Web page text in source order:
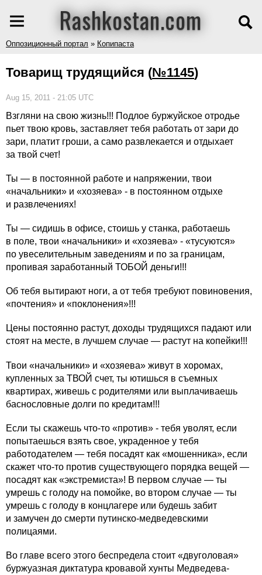
Rashkostan.com
Оппозиционный портал » Копипаста
Товарищ трудящийся (№1145)
Aug 15, 2011 - 21:05 UTC
Взгляни на свою жизнь!!! Подлое буржуйское отродье
пьет твою кровь, заставляет тебя работать от зари до
зари, платит гроши, а само развлекается и отдыхает
за твой счет!
Ты — в постоянной работе и напряжении, твои
«начальники» и «хозяева» - в постоянном отдыхе
и развлечениях!
Ты — сидишь в офисе, стоишь у станка, работаешь
в поле, твои «начальники» и «хозяева» - «тусуются»
по увеселительным заведениям и по за границам,
пропивая заработанный ТОБОЙ деньги!!!
Об тебя вытирают ноги, а от тебя требуют повиновения,
«почтения» и «поклонения»!!!
Цены постоянно растут, доходы трудящихся падают или
стоят на месте, в лучшем случае — растут на копейки!!!
Твои «начальники» и «хозяева» живут в хоромах,
купленных за ТВОЙ счет, ты ютишься в съемных
квартирах, живешь с родителями или выплачиваешь
баснословные долги по кредитам!!!
Если ты скажешь что-то «против» - тебя уволят, если
попытаешься взять свое, украденное у тебя
работодателем — тебя посадят как «мошенника», если
скажет что-то против существующего порядка вещей —
посадят как «экстремиста»! В первом случае — ты
умрешь с голоду на помойке, во втором случае — ты
умрешь с голоду в концлагере или будешь забит
и замучен до смерти путинско-медведевскими
полицаями.
Во главе всего этого беспредела стоит «двуголовая»
буржуазная диктатура кровавой хунты Медведева-